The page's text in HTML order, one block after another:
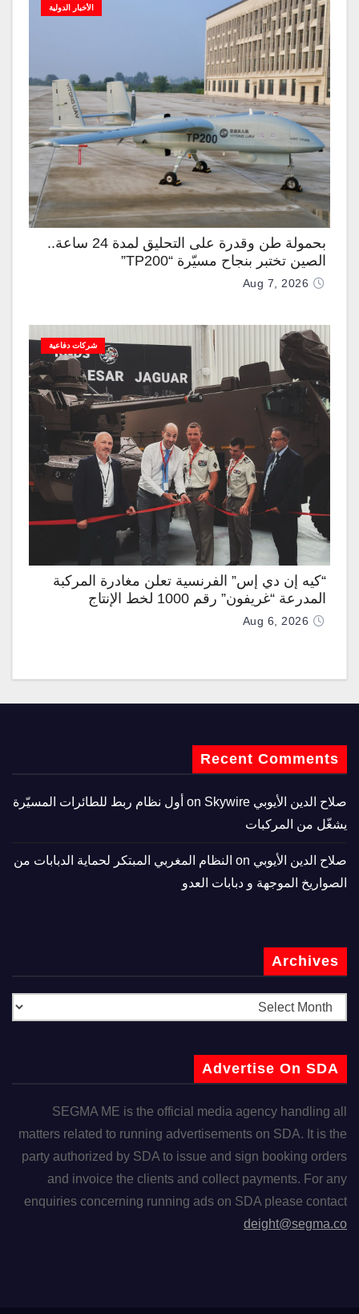
الأخبار الدولية
بحمولة طن وقدرة على التحليق لمدة 24 ساعة..
الصين تختبر بنجاح مسيّرة “TP200”
Aug 7, 2026
شركات دفاعية
“كيه إن دي إس” الفرنسية تعلن مغادرة المركبة
المدرعة “غريفون” رقم 1000 لخط الإنتاج
Aug 6, 2026
Recent Comments
صلاح الدين الأيوبي
Skywire أول نظام ربط للطائرات المسيّرة
يشغّل من المركبات
صلاح الدين الأيوبي
النظام المغربي المبتكر لحماية الدبابات من
الصواريخ الموجهة و دبابات العدو
Archives
Advertise On SDA
SEGMA ME is the official media agency handling all
matters related to running advertisements on SDA. It is the
party authorized by SDA to issue and sign booking orders
and invoice the clients and collect payments. For any
enquiries concerning running ads on SDA please contact
deight@segma.co